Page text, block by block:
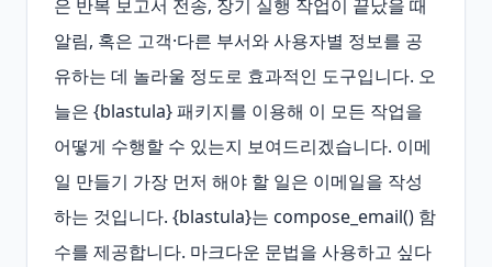
은 반복 보고서 전송, 장기 실행 작업이 끝났을 때
알림, 혹은 고객·다른 부서와 사용자별 정보를 공
유하는 데 놀라울 정도로 효과적인 도구입니다. 오
늘은 {blastula} 패키지를 이용해 이 모든 작업을
어떻게 수행할 수 있는지 보여드리겠습니다. 이메
일 만들기 가장 먼저 해야 할 일은 이메일을 작성
하는 것입니다. {blastula}는 compose_email() 함
수를 제공합니다. 마크다운 문법을 사용하고 싶다